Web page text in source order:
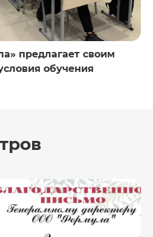
предлагает своим
обучения